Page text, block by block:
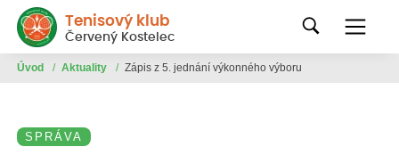
Tenisový klub
Červený Kostelec
Úvod / Aktuality / Zápis z 5. jednání výkonného výboru
SPRÁVA